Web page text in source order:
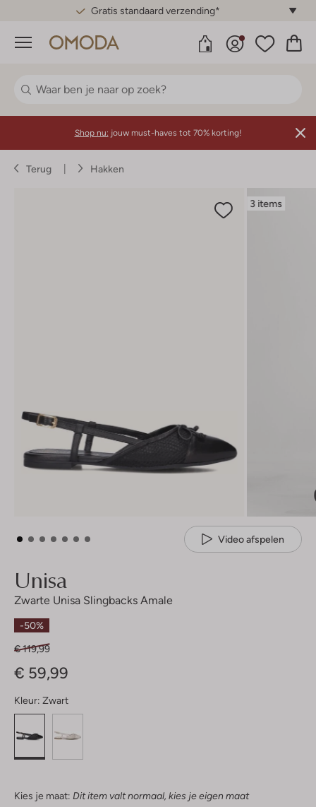
Gratis standaard verzending*
Menu
Shop nu: jouw must-haves tot 70% korting!
Terug Hakken
3 items
Video afspelen
Unisa
Zwarte Unisa Slingbacks Amale
-50%
€ 119,99
€ 59,99
Kleur: Zwart
Kies je maat: Dit item valt normaal, kies je eigen maat